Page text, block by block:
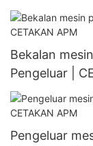
Bekalan
Pengeluar |
Pengeluar